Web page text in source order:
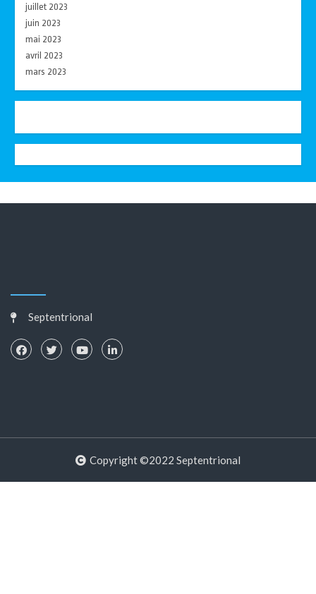
juillet 2023
juin 2023
mai 2023
avril 2023
mars 2023
Septentrional
Copyright ©2022 Septentrional